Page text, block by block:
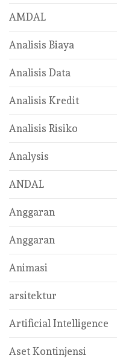
AMDAL
Analisis Biaya
Analisis Data
Analisis Kredit
Analisis Risiko
Analysis
ANDAL
Anggaran
Anggaran
Animasi
arsitektur
Artificial Intelligence
Aset Kontinjensi